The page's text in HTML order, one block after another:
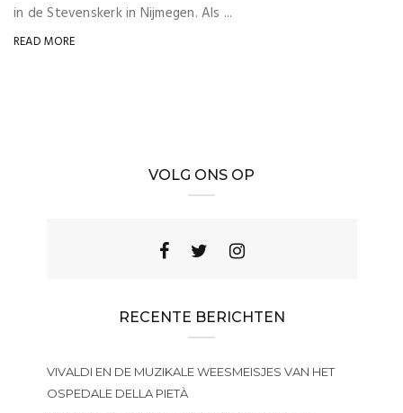
in de Stevenskerk in Nijmegen. Als ...
READ MORE
VOLG ONS OP
RECENTE BERICHTEN
VIVALDI EN DE MUZIKALE WEESMEISJES VAN HET
OSPEDALE DELLA PIETÀ